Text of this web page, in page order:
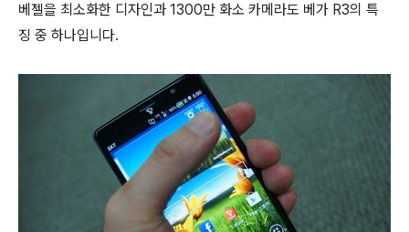
베젤을 최소화한 디자인과 1300만 화소 카메라도 베가 R3의 특
징 중 하나입니다.